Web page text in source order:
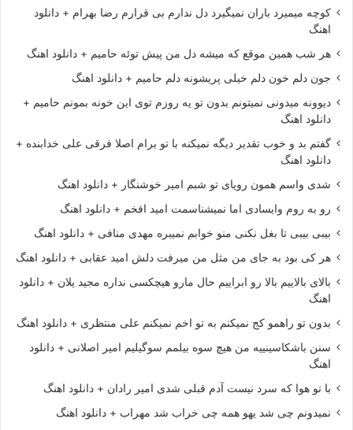
کوچه میمیرد باران نمیگیرد دل ندارم بی قرارم رضا بهرام + دانلود
اهنگ
هر شب همین موقع که میشه دل من پیش توئه حامیم + دانلود اهنگ
جون دلم خون دلم خیلی پریشونه دلم حامیم + دانلود اهنگ
دیوونه میدونی نمیتونم بدون تو یه روزم توی این خونه بمونم حامیم +
دانلود اهنگ
گفتم بد و خوب تقدیر دیگه نمیکنه با تو برام اصلا فرقی علی خدابنده +
دانلود اهنگ
شدی واسم همون رویای تو شبم امیر خوشنگار + دانلود اهنگ
رو به روم وایسادی اما نمیشناسمت امید افخم + دانلود اهنگ
بیبی بیبی تا بغل نکنی منو خوابم نمیبره مهدی منافی + دانلود اهنگ
هر کی بود به جای من مثل من میرفت دلش امید عقابی + دانلود اهنگ
بالای بالاییم بالا رو ابراییم حال مارو هیچکسی نداره مجید یلان + دانلود
اهنگ
بدون تو راهمو کج نمیکنم به تو اخم نمیکنم علی منتظری + دانلود اهنگ
سنن باشکاسینییه من هیچ سوه بیلمم سوگیلیم امیر اصلانی + دانلود
اهنگ
با تو هوا که سرد نیست آدم قبلی شدی امیر رادان + دانلود اهنگ
نمیدونم چی شد یهو همه چی خراب شد مهراب + دانلود اهنگ